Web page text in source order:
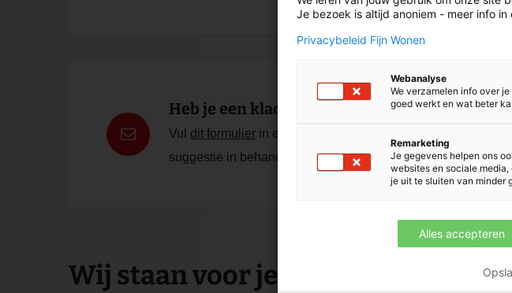
Heb je een klacht of suggestie?
Vul dit formulier in en we nemen jouw klacht of
suggestie in behandeling.
Wij staan voor je klaar
Je bezoek is altijd anoniem - meer info
Privacybeleid Fijn Wonen
Webanalyse
We verzamelen info over
goed werkt en wat beter
Remarketing
Je gegevens helpen ons
websites en sociale
je uit te sluiten van minder
Alles accepteren